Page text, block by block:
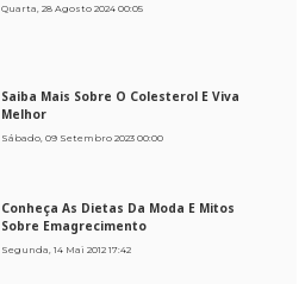
Quarta, 28 Agosto 2024 00:05
Saiba Mais Sobre O Colesterol E Viva
Melhor
Sábado, 09 Setembro 2023 00:00
Conheça As Dietas Da Moda E Mitos
Sobre Emagrecimento
Segunda, 14 Mai 2012 17:42